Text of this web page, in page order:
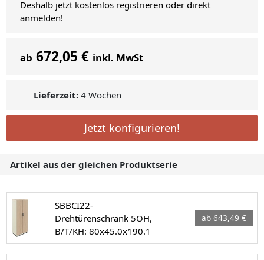
Deshalb jetzt kostenlos registrieren oder direkt
anmelden!
ab 672,05 € inkl. MwSt
Lieferzeit: 4 Wochen
Jetzt konfigurieren!
Artikel aus der gleichen Produktserie
SBBCI22-
Drehtürenschrank 5OH,
B/T/KH: 80x45.0x190.1
ab 643,49 €